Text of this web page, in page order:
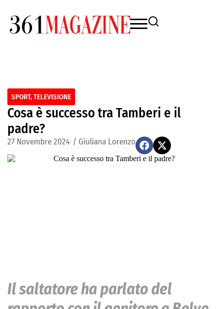
SPORT,TELEVISIONE
Cosa è successo tra Tamberi e il
padre?
27 Novembre 2024 / Giuliana Lorenzo
Il saltatore ha parlato del